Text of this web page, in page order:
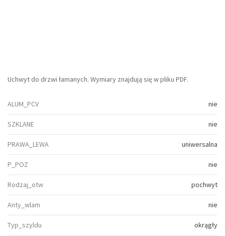
Uchwyt do drzwi łamanych. Wymiary znajdują się w pliku PDF.
ALUM_PCV nie
SZKLANE nie
PRAWA_LEWA uniwersalna
P_POZ nie
Rodzaj_otw pochwyt
Anty_wlam nie
Typ_szyldu okrągły